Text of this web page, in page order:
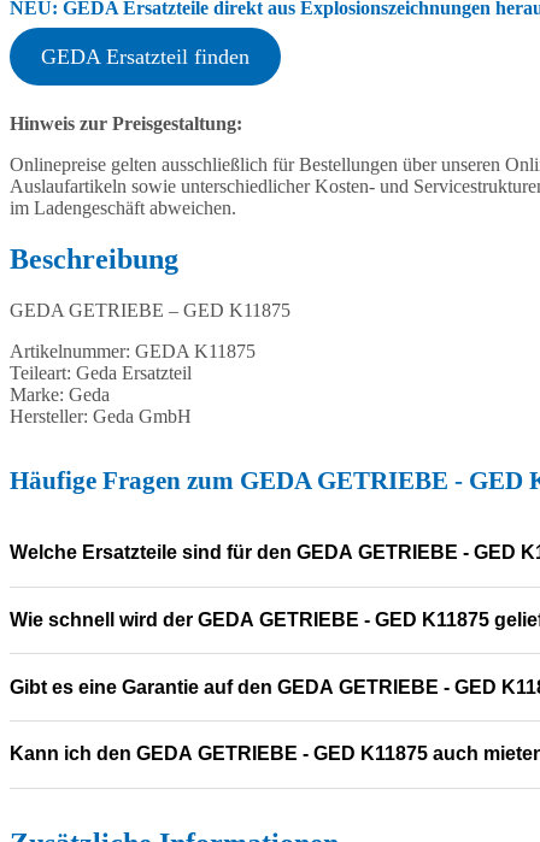
NEU: GEDA Ersatzteile direkt aus Explosionszeichnungen
GEDA Ersatzteil finden
Hinweis zur Preisgestaltung:
Onlinepreise gelten ausschließlich für Bestellungen über unseren
Auslaufartikeln sowie unterschiedlicher Kosten- und
im Ladengeschäft abweichen.
Beschreibung
GEDA GETRIEBE – GED K11875
Artikelnummer: GEDA K11875
Teileart: Geda Ersatzteil
Marke: Geda
Hersteller: Geda GmbH
Häufige Fragen zum GEDA GETRIEBE - GED
Welche Ersatzteile sind für den GEDA GETRIEBE - GED
Wie schnell wird der GEDA GETRIEBE - GED K11875
Gibt es eine Garantie auf den GEDA GETRIEBE - GED
Kann ich den GEDA GETRIEBE - GED K11875 auch